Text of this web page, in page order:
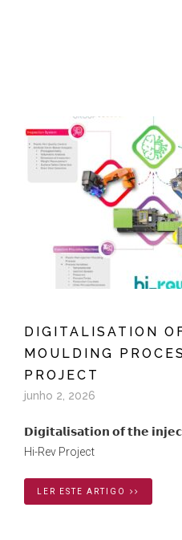
DIGITALISATION
MOULDING
PROJECT
junho 2, 2026
𝗗𝗶𝗴𝗶𝘁𝗮𝗹𝗶𝘀𝗮𝘁𝗶𝗼𝗻 𝗼𝗳 𝘁𝗵𝗲
Hi-Rev Project
LER ESTE ARTIGO